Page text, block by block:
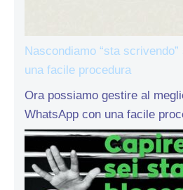
Nascondiamo “sta
una facile procedura
Ora possiamo gestire al
WhatsApp con una facile